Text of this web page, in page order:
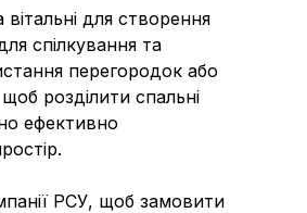
для створення
спілкування та
перегородок або
розділити спальні
ефективно
РСУ, щоб замовити